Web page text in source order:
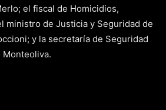
el fiscal de Homicidios,
ministro de Justicia y Seguridad de
y la secretaría de Seguridad
Monteoliva.